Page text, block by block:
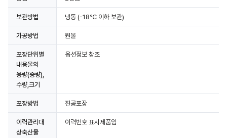
보관방법 냉동 (-18℃ 이하 보관)
가공방법 원물
포장단위별
내용물의
용량(중량),
수량,크기
옵션정보 참조
포장방법 진공포장
이력관리대
상축산물
이력번호 표시제품임